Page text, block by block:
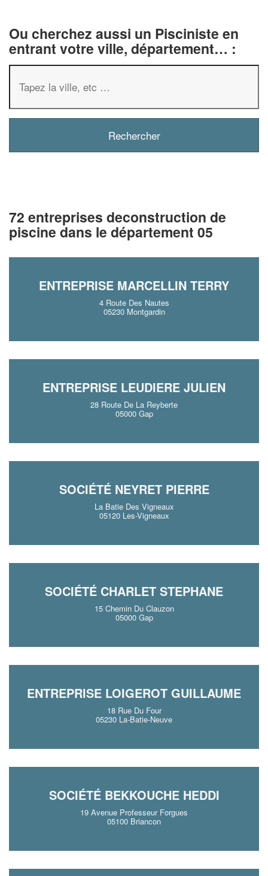
Ou cherchez aussi un Pisciniste en
entrant votre ville, département… :
72 entreprises deconstruction de
piscine dans le département 05
ENTREPRISE MARCELLIN TERRY
4 Route Des Nautes
05230 Montgardin
ENTREPRISE LEUDIERE JULIEN
28 Route De La Reyberte
05000 Gap
SOCIÉTÉ NEYRET PIERRE
La Batie Des Vigneaux
05120 Les-Vigneaux
SOCIÉTÉ CHARLET STEPHANE
15 Chemin Du Clauzon
05000 Gap
ENTREPRISE LOIGEROT GUILLAUME
18 Rue Du Four
05230 La-Batie-Neuve
SOCIÉTÉ BEKKOUCHE HEDDI
19 Avenue Professeur Forgues
05100 Briancon